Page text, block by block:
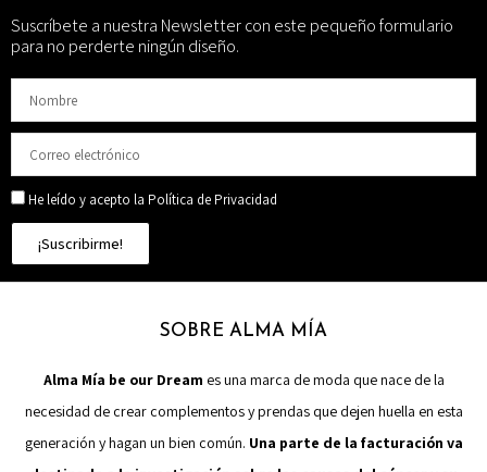
Suscríbete a nuestra Newsletter con este pequeño formulario
para no perderte ningún diseño.
He leído y acepto la Política de Privacidad
¡Suscribirme!
SOBRE ALMA MÍA
Alma Mía be our Dream es una marca de moda que nace de la
necesidad de crear complementos y prendas que dejen huella en esta
generación y hagan un bien común. Una parte de la facturación va